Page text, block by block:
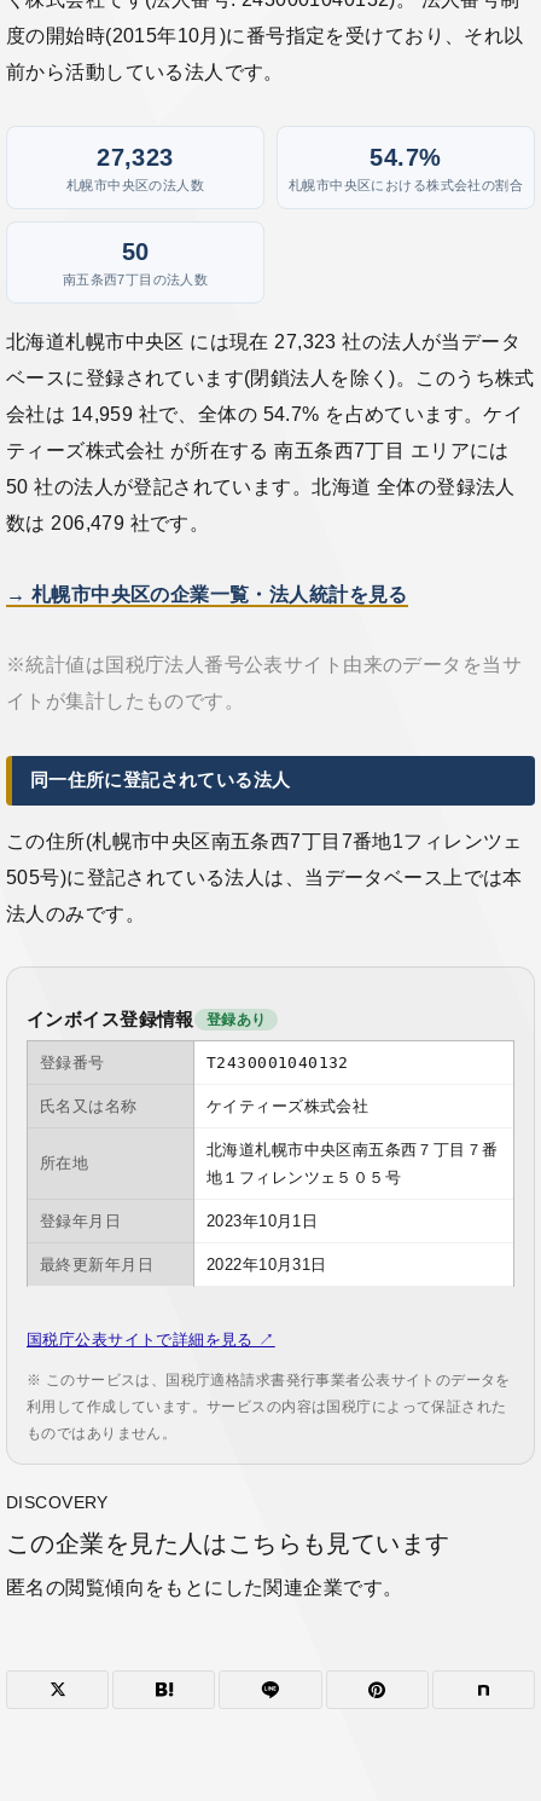
度の開始時(2015年10月)に番号指定を受けており、それ以
前から活動している法人です。
27,323
札幌市中央区の法人数
54.7%
札幌市中央区における株式会社の割合
50
南五条西7丁目の法人数
北海道札幌市中央区 には現在 27,323 社の法人が当データ
ベースに登録されています(閉鎖法人を除く)。このうち株式
会社は 14,959 社で、全体の 54.7% を占めています。ケイ
ティーズ株式会社 が所在する 南五条西7丁目 エリアには
50 社の法人が登記されています。北海道 全体の登録法人
数は 206,479 社です。
→ 札幌市中央区の企業一覧・法人統計を見る
※統計値は国税庁法人番号公表サイト由来のデータを当サ
イトが集計したものです。
同一住所に登記されている法人
この住所(札幌市中央区南五条西7丁目7番地1フィレンツェ
505号)に登記されている法人は、当データベース上では本
法人のみです。
インボイス登録情報 登録あり
登録番号 T2430001040132
氏名又は名称 ケイティーズ株式会社
所在地
北海道札幌市中央区南五条西７丁目７番
地１フィレンツェ５０５号
登録年月日 2023年10月1日
最終更新年月日 2022年10月31日
国税庁公表サイトで詳細を見る ↗
※ このサービスは、国税庁適格請求書発行事業者公表サイトのデータを
利用して作成しています。サービスの内容は国税庁によって保証された
ものではありません。
DISCOVERY
この企業を見た人はこちらも見ています
匿名の閲覧傾向をもとにした関連企業です。